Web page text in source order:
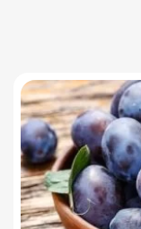
سالم و انرژی‌بخش
کلاسیک هلو و بستنی